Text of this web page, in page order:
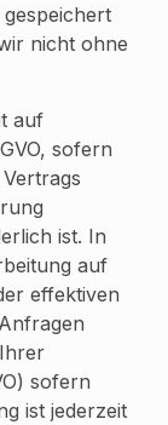
nicht ohne
auf
sofern
ist. In
auf
effektiven
sofern
ist jederzeit